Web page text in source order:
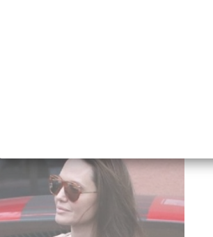
Вивьен в бежевом сарафане без рукавов.
худеть, так как объем ее руки даже
всего 10 лет. Еще в 2017 году знакомая
есть два дня, а на третий день «поклевать